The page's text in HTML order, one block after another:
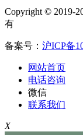
Copyright © 2019-
有
备案号： 沪ICP备
网站首页
电话咨询
微信
联系我们
X